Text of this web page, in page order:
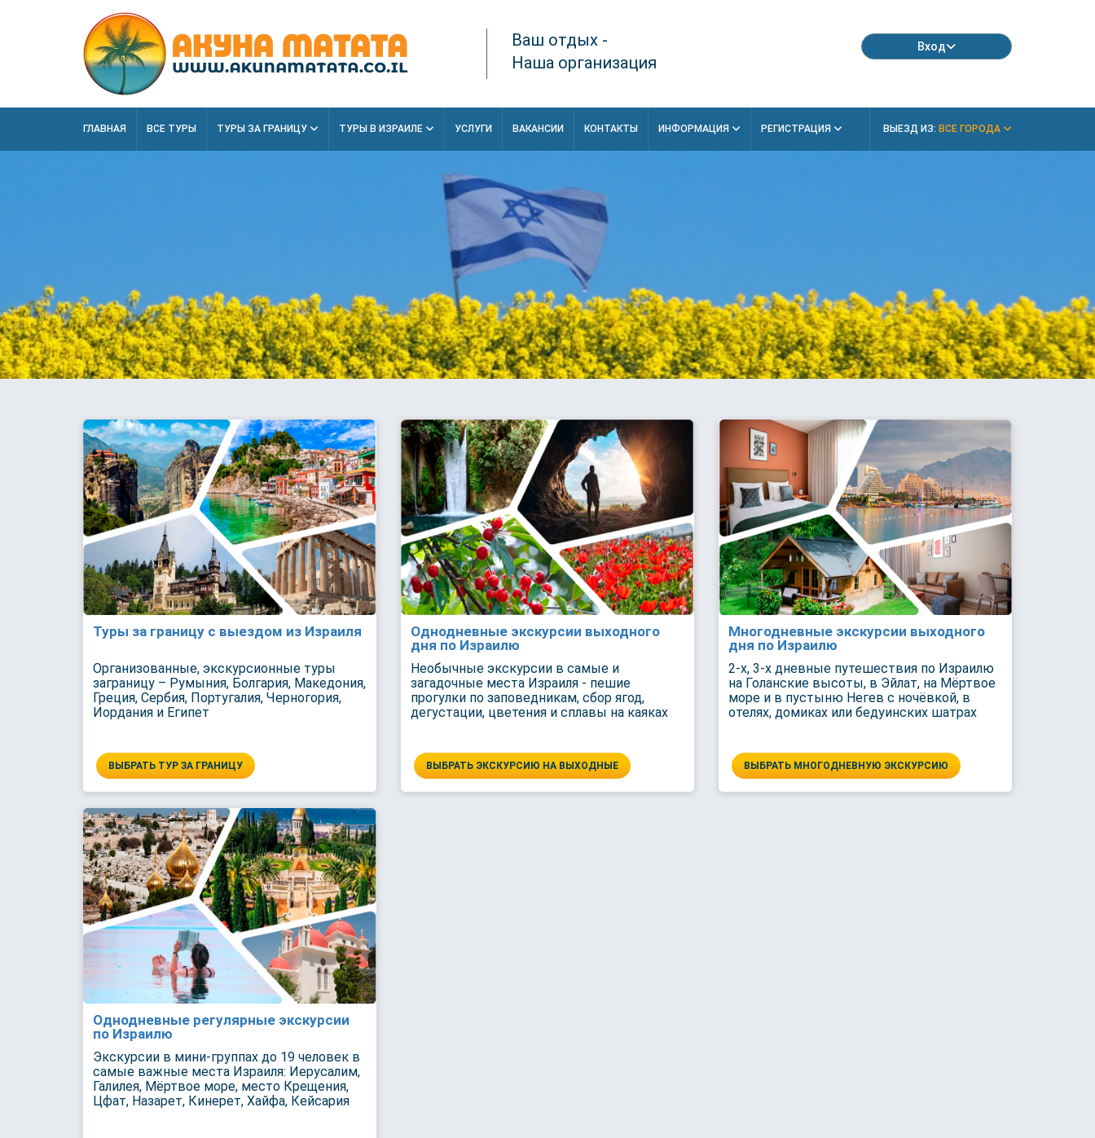
Ваш отдых -
Наша организация
Вход
ГЛАВНАЯ ВСЕ ТУРЫ ТУРЫ ЗА ГРАНИЦУ ТУРЫ В ИЗРАИЛЕ УСЛУГИ ВАКАНСИИ КОНТАКТЫ ИНФОРМАЦИЯ РЕГИСТРАЦИЯ ВЫЕЗД ИЗ: ВСЕ ГОРОДА
Туры за границу с выездом из Израиля
Организованные, экскурсионные туры
заграницу – Румыния, Болгария, Македония,
Греция, Сербия, Португалия, Черногория,
Иордания и Египет
ВЫБРАТЬ ТУР ЗА ГРАНИЦУ
Однодневные экскурсии выходного
дня по Израилю
Необычные экскурсии в самые и
загадочные места Израиля - пешие
прогулки по заповедникам, сбор ягод,
дегустации, цветения и сплавы на каяках
ВЫБРАТЬ ЭКСКУРСИЮ НА ВЫХОДНЫЕ
Многодневные экскурсии выходного
дня по Израилю
2-х, 3-х дневные путешествия по Израилю
на Голанские высоты, в Эйлат, на Мёртвое
море и в пустыню Негев с ночёвкой, в
отелях, домиках или бедуинских шатрах
ВЫБРАТЬ МНОГОДНЕВНУЮ ЭКСКУРСИЮ
Однодневные регулярные экскурсии
по Израилю
Экскурсии в мини-группах до 19 человек в
самые важные места Израиля: Иерусалим,
Галилея, Мёртвое море, место Крещения,
Цфат, Назарет, Кинерет, Хайфа, Кейсария